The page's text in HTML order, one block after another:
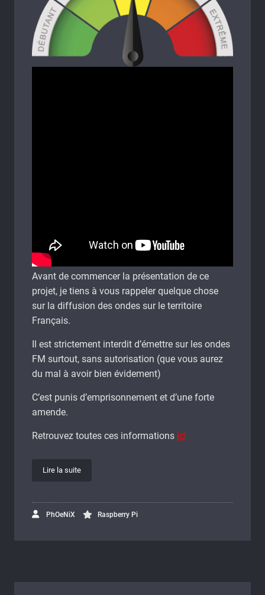
Avant de commencer la présentation de ce
projet, je tiens à vous rappeler quelque chose
sur la diffusion des ondes sur le territoire
Français.
Il est strictement interdit d’émettre sur les ondes
FM surtout, sans autorisation (que vous aurez
du mal à avoir bien évidement)
C’est punis d’emprisonnement et d’une forte
amende.
Retrouvez toutes ces informations ici
Lire la suite
PhOeNiX Raspberry Pi